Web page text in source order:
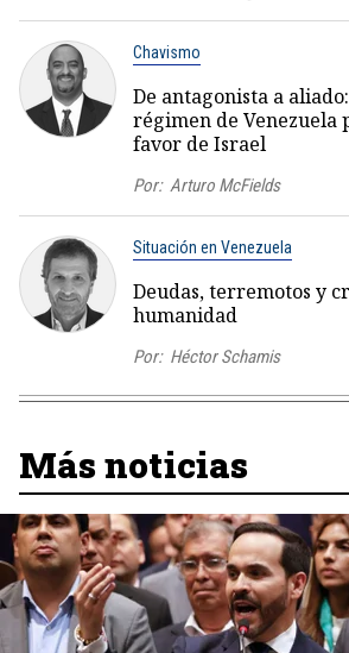
Chavismo
De antagonista a
régimen de Venezuela
favor de Israel
Por: Arturo McFields
Situación en Venezuela
Deudas, terremotos y
humanidad
Por: Héctor Schamis
Más noticias